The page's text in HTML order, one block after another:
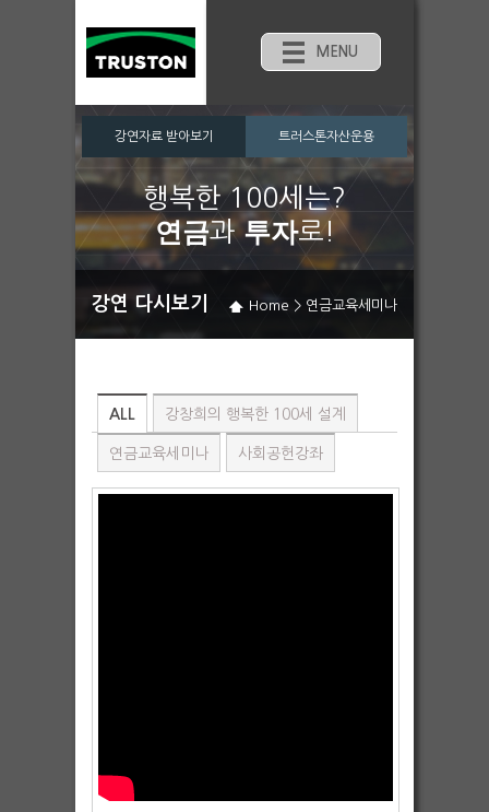
MENU
강연자료 받아보기 트러스톤자산운용
행복한 100세는?
연금과투자로!
강연 다시보기 Home > 연금교육세미나
ALL 강창희의 행복한 100세 설계
연금교육세미나 사회공헌강좌